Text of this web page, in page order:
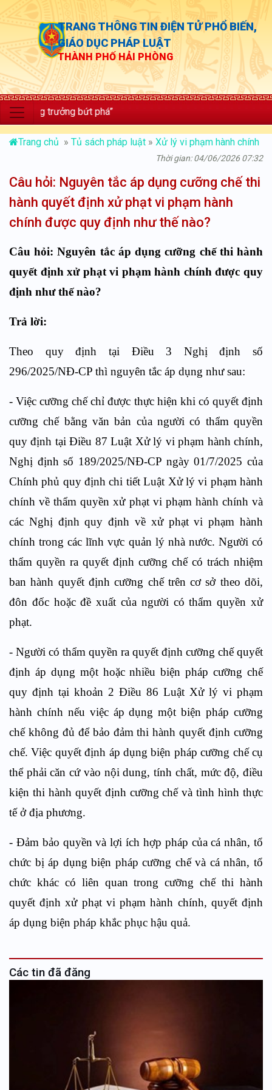
TRANG THÔNG TIN ĐIỆN TỬ PHỔ BIẾN,
GIÁO DỤC PHÁP LUẬT
THÀNH PHỐ HẢI PHÒNG
tăng trưởng bứt phá”
Trang chủ » Tủ sách pháp luật » Xử lý vi phạm hành chính
Thời gian: 04/06/2026 07:32
Câu hỏi: Nguyên tắc áp dụng cưỡng chế thi
hành quyết định xử phạt vi phạm hành
chính được quy định như thế nào?
Câu hỏi: Nguyên tắc áp dụng cưỡng chế thi hành
quyết định xử phạt vi phạm hành chính được quy
định như thế nào?
Trả lời:
Theo quy định tại Điều 3 Nghị định số
296/2025/NĐ-CP thì nguyên tắc áp dụng như sau:
- Việc cưỡng chế chỉ được thực hiện khi có quyết định
cưỡng chế bằng văn bản của người có thẩm quyền
quy định tại Điều 87 Luật Xử lý vi phạm hành chính,
Nghị định số 189/2025/NĐ-CP ngày 01/7/2025 của
Chính phủ quy định chi tiết Luật Xử lý vi phạm hành
chính về thẩm quyền xử phạt vi phạm hành chính và
các Nghị định quy định về xử phạt vi phạm hành
chính trong các lĩnh vực quản lý nhà nước. Người có
thẩm quyền ra quyết định cưỡng chế có trách nhiệm
ban hành quyết định cưỡng chế trên cơ sở theo dõi,
đôn đốc hoặc đề xuất của người có thẩm quyền xử
phạt.
- Người có thẩm quyền ra quyết định cưỡng chế quyết
định áp dụng một hoặc nhiều biện pháp cưỡng chế
quy định tại khoản 2 Điều 86 Luật Xử lý vi phạm
hành chính nếu việc áp dụng một biện pháp cưỡng
chế không đủ để bảo đảm thi hành quyết định cưỡng
chế. Việc quyết định áp dụng biện pháp cưỡng chế cụ
thể phải căn cứ vào nội dung, tính chất, mức độ, điều
kiện thi hành quyết định cưỡng chế và tình hình thực
tế ở địa phương.
- Đảm bảo quyền và lợi ích hợp pháp của cá nhân, tổ
chức bị áp dụng biện pháp cưỡng chế và cá nhân, tổ
chức khác có liên quan trong cưỡng chế thi hành
quyết định xử phạt vi phạm hành chính, quyết định
áp dụng biện pháp khắc phục hậu quả.
Các tin đã đăng